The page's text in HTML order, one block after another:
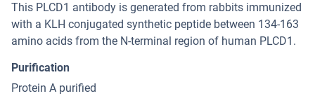
This PLCD1 antibody is generated from rabbits immunized
with a KLH conjugated synthetic peptide between 134-163
amino acids from the N-terminal region of human PLCD1.
Purification
Protein A purified